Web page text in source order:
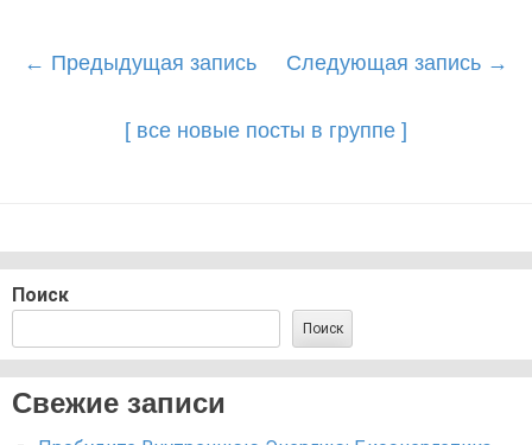
Post
← Предыдущая запись Следующая запись →
[ все новые посты в группе ]
Поиск
Поиск
Свежие записи